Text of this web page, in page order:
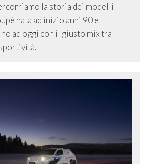
la storia dei modelli
nata ad inizio anni 90 e
ad oggi con il giusto mix tra